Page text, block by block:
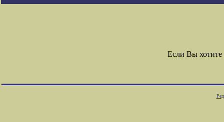
Если Вы